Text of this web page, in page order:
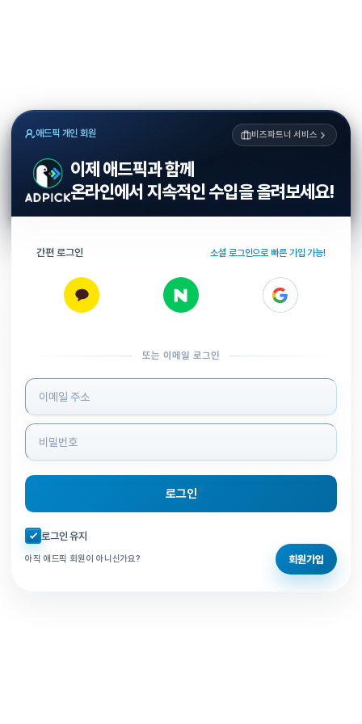
애드픽 개인 회원 비즈파트너 서비스
이제 애드픽과 함께
온라인에서 지속적인 수입을 올려보세요!
간편 로그인 소셜 로그인으로 빠른 가입 가능!
또는 이메일 로그인
로그인 정보 입력
로그인
자동로그인 체크
로그인 유지
아직 애드픽 회원이 아니신가요? 회원가입